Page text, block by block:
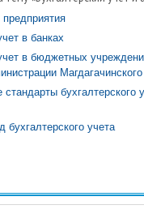
предприятия
в банках
в бюджетных
бухгалтерского
бухгалтерского учета